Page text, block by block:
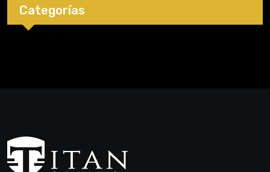
Categorías